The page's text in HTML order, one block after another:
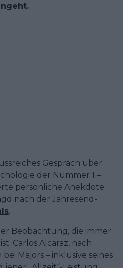
Gespräch über
der Nummer 1 –
persönliche Anekdote
nach der Jahresend-
.
Beobachtung, die immer
Carlos Alcaraz, nach
Majors – inklusive seines